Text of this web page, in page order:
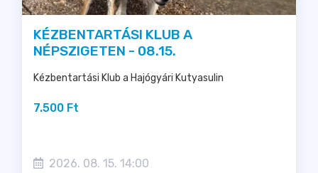
KÉZBENTARTÁSI KLUB A
NÉPSZIGETEN - 08.15.
Kézbentartási Klub a Hajógyári Kutyasulin
7.500 Ft
2026. 08. 15. 14:00